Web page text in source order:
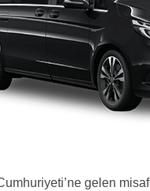
gelen